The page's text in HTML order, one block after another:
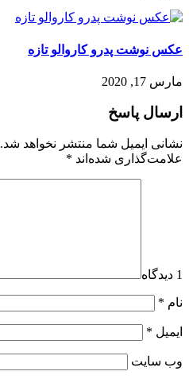
عکس نوشت پدرو کاروالو تازه
مارس 17, 2020
ارسال پاسخ
نشانی ایمیل شما منتشر نخواهد شد.
علامت‌گذاری شده‌اند *
1 دیدگاه
نام *
ایمیل *
وب‌ سایت